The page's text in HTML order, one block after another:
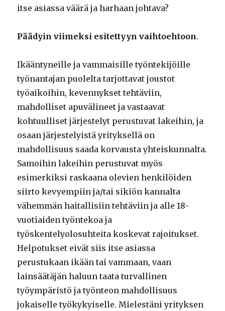
itse asiassa väärä ja harhaan johtava?
Päädyin viimeksi esitettyyn vaihtoehtoon.
Ikääntyneille ja vammaisille työntekijöille
työnantajan puolelta tarjottavat joustot
työaikoihin, kevennykset tehtäviin,
mahdolliset apuvälineet ja vastaavat
kohtuulliset järjestelyt perustuvat lakeihin, ja
osaan järjestelyistä yrityksellä on
mahdollisuus saada korvausta yhteiskunnalta.
Samoihin lakeihin perustuvat myös
esimerkiksi raskaana olevien henkilöiden
siirto kevyempiin ja/tai sikiön kannalta
vähemmän haitallisiin tehtäviin ja alle 18-
vuotiaiden työntekoa ja
työskentelyolosuhteita koskevat rajoitukset.
Helpotukset eivät siis itse asiassa
perustukaan ikään tai vammaan, vaan
lainsäätäjän haluun taata turvallinen
työympäristö ja työnteon mahdollisuus
jokaiselle työkykyiselle. Mielestäni yrityksen